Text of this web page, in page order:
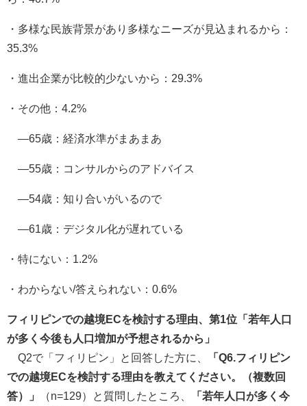
・多様な民族背景があり多様なニーズが見込まれるから：
35.3%
・進出企業が比較的少ないから：29.3%
・その他：4.2%
―65歳：経済水準がまあまあ
―55歳：コンサルからのアドバイス
―54歳：知り合いがいるので
―61歳：デジタル化が遅れている
・特にない：1.2%
・わからない/答えられない：0.6%
フィリピンでの越境ECを検討する理由、第1位「若年人口
が多く今後も人口増加が予想されるから」
Q2で「フィリピン」と回答した方に、
「Q6.フィリピン
での越境ECを検討する理由を教えてください。（複数回
答）」
（n=129）と質問したところ、
「若年人口が多く今